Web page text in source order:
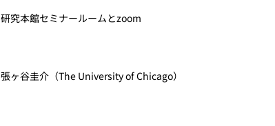
研究本館セミナールームとzoom
張ヶ谷圭介（The University of Chicago）